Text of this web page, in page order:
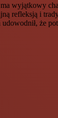
wyjątkowy
refleksją i
że